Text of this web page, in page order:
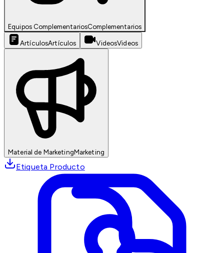
Equipos ComplementariosComplementarios
ArtículosArtículos VideosVideos
Material de MarketingMarketing
Etiqueta Producto